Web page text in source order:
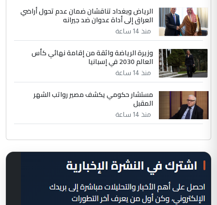
الرياض وبغداد تناقشان ضمان عدم تحول أراضي
العراق إلى أداة عدوان ضد جيرانه
منذ 14 ساعة
وزيرة الرياضة واثقة من إقامة نهائي كأس
العالم 2030 في إسبانيا
منذ 14 ساعة
مستشار حكومي يكشف مصير رواتب الشهر
المقبل
منذ 14 ساعة